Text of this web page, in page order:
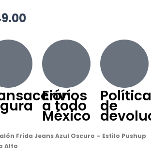
Envíos
a todo
México
Política
de
Frida Jeans Azul Oscuro – Estilo Pushup
Alto